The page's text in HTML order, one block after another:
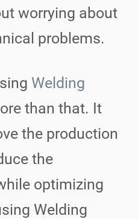
worrying about
problems.
Welding
than that. It
the production
the
optimizing
Welding